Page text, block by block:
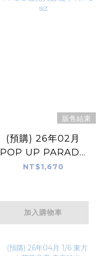
販售結束
(預購) 26年02月
POP UP PARADE
雅兒貝德 鎧甲Ver. L
NT$1,670
加入購物車